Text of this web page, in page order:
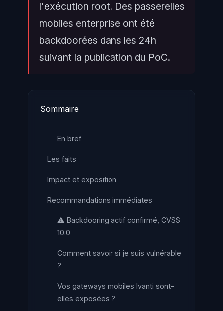
l'exécution root. Des passerelles
mobiles enterprise ont été
backdoorées dans les 24h
suivant la publication du PoC.
Sommaire
En bref
Les faits
Impact et exposition
Recommandations immédiates
⚠️ Backdooring actif confirmé, CVSS
10.0
Comment savoir si je suis vulnérable
?
Vos gateways mobiles Ivanti sont-
elles exposées ?